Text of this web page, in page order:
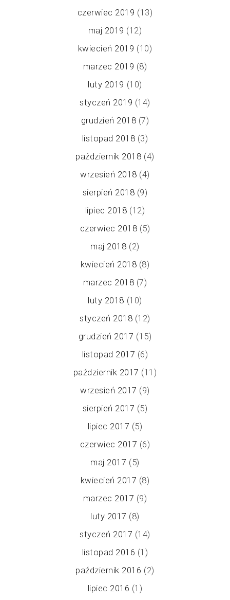
czerwiec 2019 (13)
maj 2019 (12)
kwiecień 2019 (10)
marzec 2019 (8)
luty 2019 (10)
styczeń 2019 (14)
grudzień 2018 (7)
listopad 2018 (3)
październik 2018 (4)
wrzesień 2018 (4)
sierpień 2018 (9)
lipiec 2018 (12)
czerwiec 2018 (5)
maj 2018 (2)
kwiecień 2018 (8)
marzec 2018 (7)
luty 2018 (10)
styczeń 2018 (12)
grudzień 2017 (15)
listopad 2017 (6)
październik 2017 (11)
wrzesień 2017 (9)
sierpień 2017 (5)
lipiec 2017 (5)
czerwiec 2017 (6)
maj 2017 (5)
kwiecień 2017 (8)
marzec 2017 (9)
luty 2017 (8)
styczeń 2017 (14)
listopad 2016 (1)
październik 2016 (2)
lipiec 2016 (1)